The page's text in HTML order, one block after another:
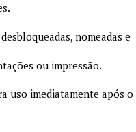
nomeadas e
ou impressão.
uso imediatamente após o